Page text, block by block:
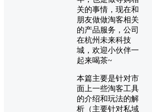
关的事情，现在和
朋友做做淘客相关
的产品服务，公司
在杭州未来科技
城，欢迎小伙伴一
起来喝茶~
本篇主要是针对市
面上一些淘客工具
的介绍和玩法的解
析（主要针对私域